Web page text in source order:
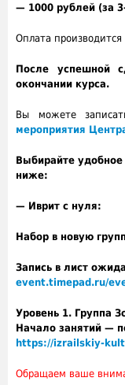
— 1000 рублей (за
Оплата производится
После успешной
окончании курса.
Вы можете
мероприятия
Выбирайте
ниже:
— Иврит с нуля:
Набор в новую
Запись в лист
event.timepad.ru/
Уровень 1. Группа
Начало занятий —
https://izrailskiy-
Обращаем ваше